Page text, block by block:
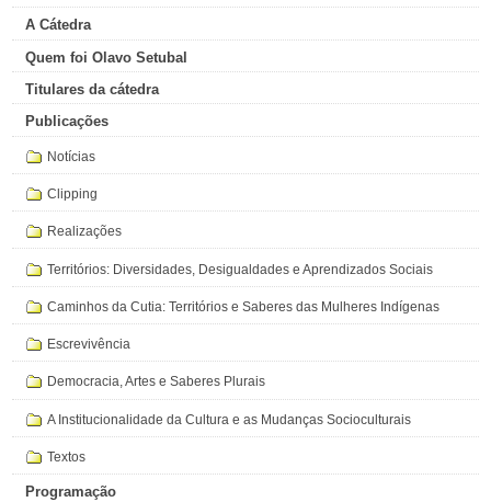
A Cátedra
Quem foi Olavo Setubal
Titulares da cátedra
Publicações
Notícias
Clipping
Realizações
Territórios: Diversidades, Desigualdades e Aprendizados Sociais
Caminhos da Cutia: Territórios e Saberes das Mulheres Indígenas
Escrevivência
Democracia, Artes e Saberes Plurais
A Institucionalidade da Cultura e as Mudanças Socioculturais
Textos
Programação